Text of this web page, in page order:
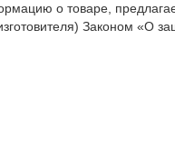
о товаре,
Законом «О